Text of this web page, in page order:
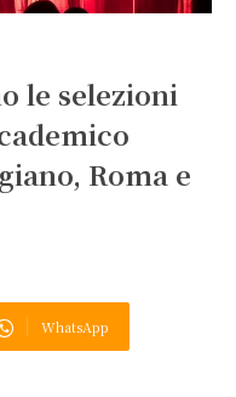
le selezioni
Roma e
WhatsApp